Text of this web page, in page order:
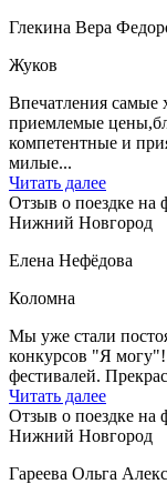
Глекина Вера
Жуков
Впечатления самые
приемлемые
компетентные и
милые...
Читать далее
Отзыв о поездке на
Нижний Новгород
Елена Нефёдова
Коломна
Мы уже стали
конкурсов "Я могу"!
фестивалей.
Читать далее
Отзыв о поездке на
Нижний Новгород
Гареева Ольга